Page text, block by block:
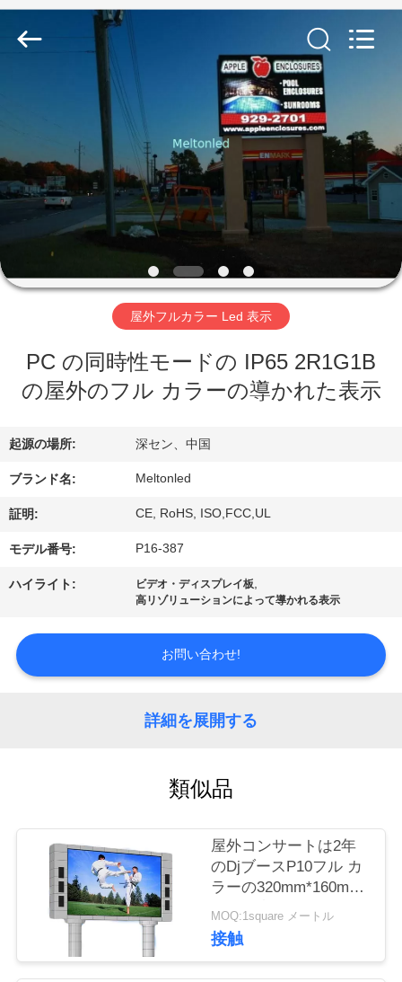
プ
ロ
ク
達
に
つ
い
て
場
旅
屋外フルカラー Led 表示
PC の同時性モードの IP65 2R1G1B
の屋外のフル カラーの導かれた表示
起源の場所: 深セン、中国
ブランド名: Meltonled
証明: CE, RoHS, ISO,FCC,UL
モデル番号: P16-387
ハイライト: ビデオ・ディスプレイ板,
高リゾリューションによって導かれる表示
お問い合わせ!
詳細を展開する
類似品
屋外コンサートは2年
のDjブースP10フル カ
ラーの320mm*160mm
を保証導きました
MOQ:1square メートル
接触